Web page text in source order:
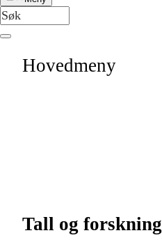
Hovedmeny
Tall og forskning